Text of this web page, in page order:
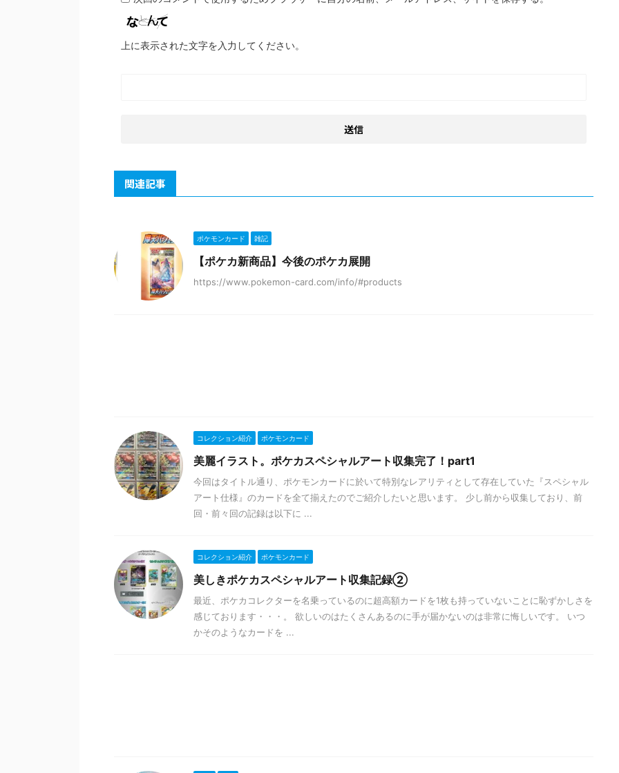
上に表示された文字を入力してください。
関連記事
ポケモンカード 雑記
【ポケカ新商品】今後のポケカ展開
https://www.pokemon-card.com/info/#products
コレクション紹介 ポケモンカード
美麗イラスト。ポケカスペシャルアート収集完了！part1
今回はタイトル通り、ポケモンカードに於いて特別なレアリティとして存在していた『スペシャル
アート仕様』のカードを全て揃えたのでご紹介したいと思います。 少し前から収集しており、前
回・前々回の記録は以下に ...
コレクション紹介 ポケモンカード
美しきポケカスペシャルアート収集記録②
最近、ポケカコレクターを名乗っているのに超高額カードを1枚も持っていないことに恥ずかしさを
感じております・・・。 欲しいのはたくさんあるのに手が届かないのは非常に悔しいです。 いつ
かそのようなカードを ...